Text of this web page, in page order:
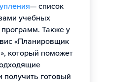
— список
учебных
Также у
«Планировщик
который поможет
готовый
вуза